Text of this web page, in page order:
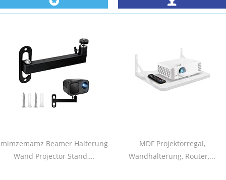
mimzemamz Beamer Halterung
Wand Projector Stand,...
MDF Projektorregal,
Wandhalterung, Router,...